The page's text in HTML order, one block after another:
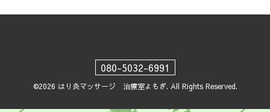
080-5032-6991
©2026 はり灸マッサージ 治療室よもぎ. All Rights Reserved.